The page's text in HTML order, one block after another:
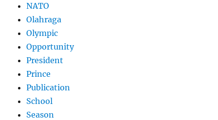
NATO
Olahraga
Olympic
Opportunity
President
Prince
Publication
School
Season